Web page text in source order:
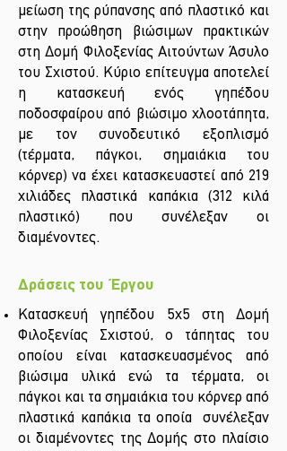
μείωση της ρύπανσης από πλαστικό και
στην προώθηση βιώσιμων πρακτικών
στη Δομή Φιλοξενίας Αιτούντων Άσυλο
του Σχιστού. Κύριο επίτευγμα αποτελεί
η κατασκευή ενός γηπέδου
ποδοσφαίρου από βιώσιμο χλοοτάπητα,
με τον συνοδευτικό εξοπλισμό
(τέρματα, πάγκοι, σημαιάκια του
κόρνερ) να έχει κατασκευαστεί από 219
χιλιάδες πλαστικά καπάκια (312 κιλά
πλαστικό) που συνέλεξαν οι
διαμένοντες.
Δράσεις του Έργου
Κατασκευή γηπέδου 5x5 στη Δομή
Φιλοξενίας Σχιστού, ο τάπητας του
οποίου είναι κατασκευασμένος από
βιώσιμα υλικά ενώ τα τέρματα, οι
πάγκοι και τα σημαιάκια του κόρνερ από
πλαστικά καπάκια τα οποία συνέλεξαν
οι διαμένοντες της Δομής στο πλαίσιο